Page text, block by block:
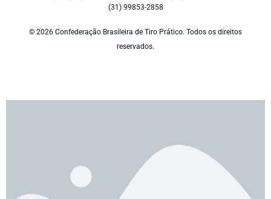
(31) 99853-2858
© 2026 Confederação Brasileira de Tiro Prático. Todos os direitos
reservados.